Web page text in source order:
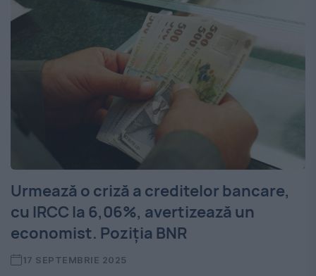
Urmează o criză a creditelor bancare,
cu IRCC la 6,06%, avertizează un
economist. Poziția BNR
17 SEPTEMBRIE 2025